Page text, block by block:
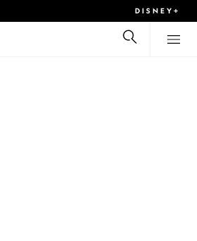
DISNEY+